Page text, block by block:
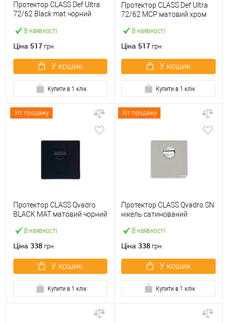
В наявності
Протектор CLASS Def Ultra
72/62 Black mat чорний
Ціна 517 грн.
У кошик
Купити в 1 клік
В наявності
Протектор CLASS Def Ultra
72/62 MCP матовий хром
Ціна 517 грн.
У кошик
Купити в 1 клік
Хіт продажу
В наявності
Протектор CLASS Qvadro
BLACK MAT матовий чорний
Ціна 338 грн.
У кошик
Купити в 1 клік
Хіт продажу
В наявності
Протектор CLASS Qvadro SN
нікель сатинований
Ціна 338 грн.
У кошик
Купити в 1 клік